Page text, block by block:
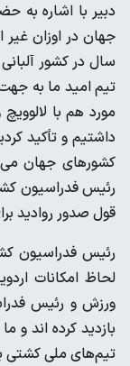
دبیر با اشاره به
سال در کشور
تیم امید ما به
مورد هم با
داشتیم و تأکید
کشورهای جهان
رئیس فدراسیون
قول صدور روادید
رئیس فدراسیون
لحاظ امکانات
ورزش و رئیس
بازدید کرده اند
تیم‌های ملی کشتی